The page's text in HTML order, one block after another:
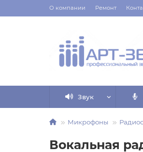
О компании Ремонт
Звук
Микрофоны
Вокальная